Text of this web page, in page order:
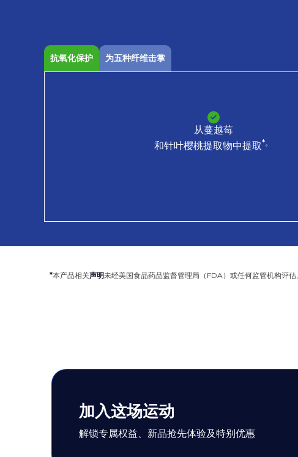
抗氧化保护 为五种纤维击掌
从蔓越莓
和针叶樱桃提取物中提取*。
*本产品相关声明未经美国食品药品监督管理局（FDA）或任何监管机构评
加入这场运动
解锁专属权益、新品抢先体验及特别优惠